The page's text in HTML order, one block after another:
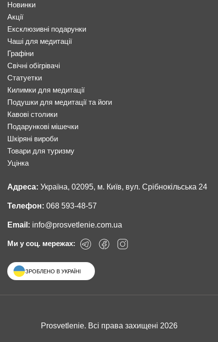
Новинки
Акції
Ексклюзивні подарунки
Чаші для медитації
Графіни
Свічні обігрівачі
Статуетки
Килимки для медитації
Подушки для медитації та йоги
Кавові столики
Подарункові мішечки
Шкіряні вироби
Товари для туризму
Уцінка
Адреса: Україна, 02095, м. Київ, вул. Срібнокільська 24
Телефон: 068 593-48-57
Email: info@prosvetlenie.com.ua
Ми у соц. мережах:
ЗРОБЛЕНО В УКРАЇНІ
Prosvetlenie. Всі права захищені 2026